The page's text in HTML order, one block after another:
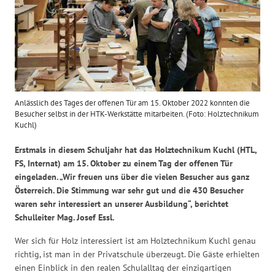
Anlässlich des Tages der offenen Tür am 15. Oktober 2022 konnten die
Besucher selbst in der HTK-Werkstätte mitarbeiten. (Foto: Holztechnikum
Kuchl)
Erstmals in diesem Schuljahr hat das Holztechnikum Kuchl (HTL,
FS, Internat) am 15. Oktober zu einem Tag der offenen Tür
eingeladen. „Wir freuen uns über die vielen Besucher aus ganz
Österreich. Die Stimmung war sehr gut und die 430 Besucher
waren sehr interessiert an unserer Ausbildung“, berichtet
Schulleiter Mag. Josef Essl.
Wer sich für Holz interessiert ist am Holztechnikum Kuchl genau
richtig, ist man in der Privatschule überzeugt. Die Gäste erhielten
einen Einblick in den realen Schulalltag der einzigartigen